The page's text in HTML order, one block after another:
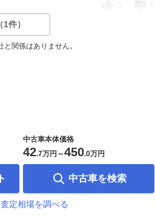
1
件）
関係はありません。
中古車本体価格
42.7万円 ～450.0万円
中古車を検索
定相場を調べる